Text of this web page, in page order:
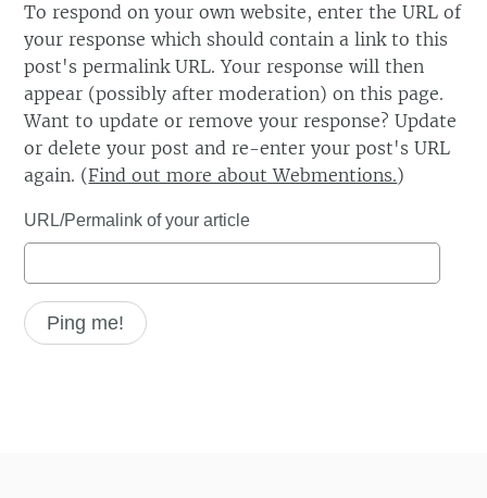
To respond on your own website, enter the URL of
your response which should contain a link to this
post's permalink URL. Your response will then
appear (possibly after moderation) on this page.
Want to update or remove your response? Update
or delete your post and re-enter your post's URL
again. (Find out more about Webmentions.)
URL/Permalink of your article